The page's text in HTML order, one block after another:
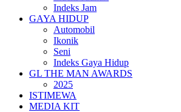
Indeks Jam
GAYA HIDUP
Automobil
Ikonik
Seni
Indeks Gaya Hidup
GL THE MAN AWARDS
2025
ISTIMEWA
MEDIA KIT